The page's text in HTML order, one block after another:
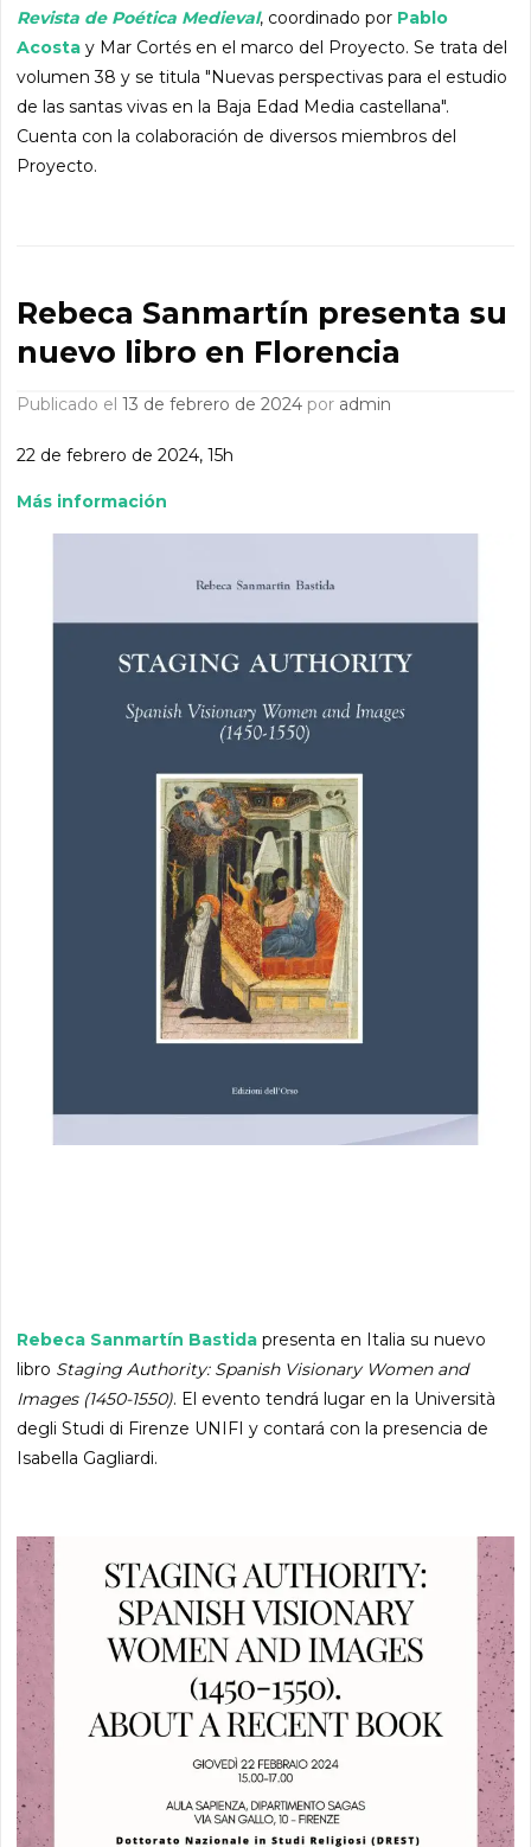
Revista de Poética Medieval, coordinado por Pablo
Acosta y Mar Cortés en el marco del Proyecto. Se trata del
volumen 38 y se titula "Nuevas perspectivas para el estudio
de las santas vivas en la Baja Edad Media castellana".
Cuenta con la colaboración de diversos miembros del
Proyecto.
Rebeca Sanmartín presenta su
nuevo libro en Florencia
Publicado el13 de febrero de 2024 por admin
22 de febrero de 2024, 15h
Más información
Rebeca Sanmartín Bastidapresenta en Italia su nuevo
libro Staging Authority: Spanish Visionary Women and
Images (1450-1550). El evento tendrá lugar en la Università
degli Studi di Firenze UNIFI y contará con la presencia de
Isabella Gagliardi.